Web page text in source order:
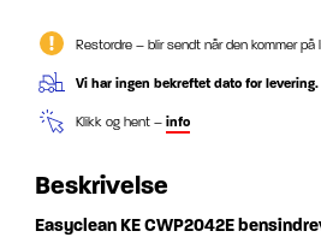
Restordre – blir sendt når den kommer på
Vi har ingen bekreftet dato for levering.
Klikk og hent – info
Beskrivelse
Easyclean KE CWP2042E